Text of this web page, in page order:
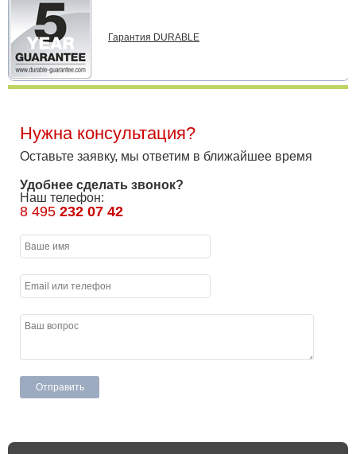
Гарантия DURABLE
Нужна консультация?
Оставьте заявку, мы ответим в ближайшее время
Удобнее сделать звонок?
Наш телефон:
8 495 232 07 42